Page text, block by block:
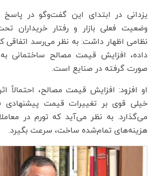
یزدانی در ابتدای این گفت‌وگو در پاسخ
وضعیت فعلی بازار و رفتار خریداران
نظامی اظهار داشت: به نظر می‌رسد اتفاقی
داده، افزایش قیمت مصالح ساختمانی
صورت گرفته در صنایع است.
او افزود: افزایش قیمت مصالح، احتمالاً
خیلی قوی بر تغییرات قیمت پیشنهادی
می‌گذارد. به نظر می‌آید که تورم در
هزینه‌های تمام‌شده ساخت، سرعت بگیرد.